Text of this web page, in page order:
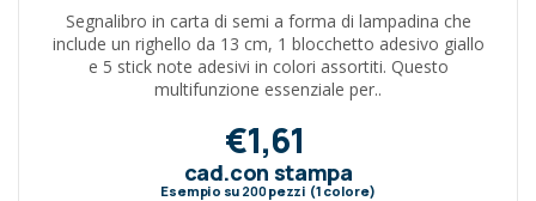
Segnalibro in carta di semi a forma di lampadina che
include un righello da 13 cm, 1 blocchetto adesivo giallo
e 5 stick note adesivi in colori assortiti. Questo
multifunzione essenziale per..
€1,61
cad.con stampa
Esempio su 200pezzi (1 colore)